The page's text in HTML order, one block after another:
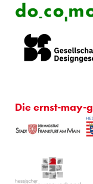
Die ernst-may-